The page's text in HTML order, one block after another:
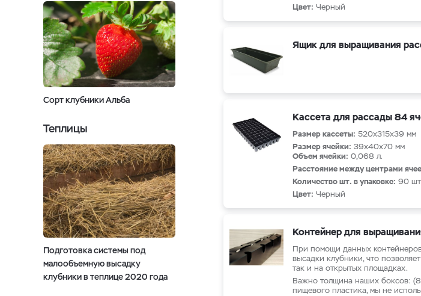
Сорт клубники Альба
Теплицы
Подготовка системы под
малообъемную высадку
клубники в теплице 2020 года
Цвет: Черный
Ящик для выращивания
Кассета для рассады 84
Размер кассеты: 520х315х39 мм
Размер ячейки: 39х40х70 мм
Объем ячейки: 0,068 л.
Расстояние между центрами
Количество шт. в упаковке: 90
Цвет: Черный
Контейнер для
При помощи данных
высадки клубники, что
так и на открытых площадках.
Важно толщина наших боксов:
пищевого пластика, мы не